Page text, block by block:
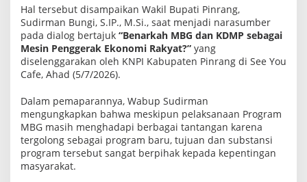
M
e
n
g
g
e
r
k
a
n
E
k
o
n
Hal tersebut disampaikan Wakil Bupati Pinrang,
Sudirman Bungi, S.IP., M.Si., saat menjadi narasumber
pada dialog bertajuk “Benarkah MBG dan KDMP sebagai
Mesin Penggerak Ekonomi Rakyat?” yang
diselenggarakan oleh KNPI Kabupaten Pinrang di See You
Cafe, Ahad (5/7/2026).
Dalam pemaparannya, Wabup Sudirman
mengungkapkan bahwa meskipun pelaksanaan Program
MBG masih menghadapi berbagai tantangan karena
tergolong sebagai program baru, tujuan dan substansi
program tersebut sangat berpihak kepada kepentingan
masyarakat.